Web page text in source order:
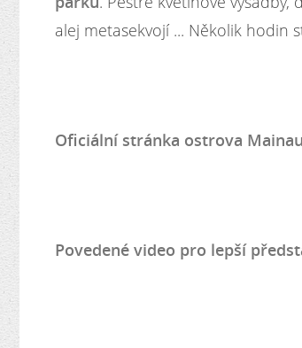
alej metasekvojí ... Několik hodin
Oficiální stránka ostrova Mainau
Povedené video pro lepší